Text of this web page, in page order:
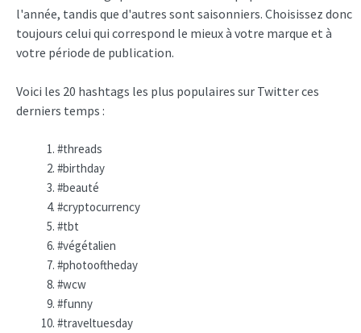
l'année, tandis que d'autres sont saisonniers. Choisissez donc
toujours celui qui correspond le mieux à votre marque et à
votre période de publication.
Voici les 20 hashtags les plus populaires sur Twitter ces
derniers temps :
#threads
#birthday
#beauté
#cryptocurrency
#tbt
#végétalien
#photooftheday
#wcw
#funny
#traveltuesday